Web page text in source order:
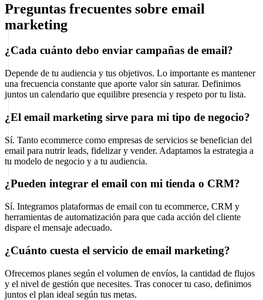
Preguntas frecuentes sobre email
marketing
¿Cada cuánto debo enviar campañas de email?
Depende de tu audiencia y tus objetivos. Lo importante es mantener
una frecuencia constante que aporte valor sin saturar. Definimos
juntos un calendario que equilibre presencia y respeto por tu lista.
¿El email marketing sirve para mi tipo de negocio?
Sí. Tanto ecommerce como empresas de servicios se benefician del
email para nutrir leads, fidelizar y vender. Adaptamos la estrategia a
tu modelo de negocio y a tu audiencia.
¿Pueden integrar el email con mi tienda o CRM?
Sí. Integramos plataformas de email con tu ecommerce, CRM y
herramientas de automatización para que cada acción del cliente
dispare el mensaje adecuado.
¿Cuánto cuesta el servicio de email marketing?
Ofrecemos planes según el volumen de envíos, la cantidad de flujos
y el nivel de gestión que necesites. Tras conocer tu caso, definimos
juntos el plan ideal según tus metas.